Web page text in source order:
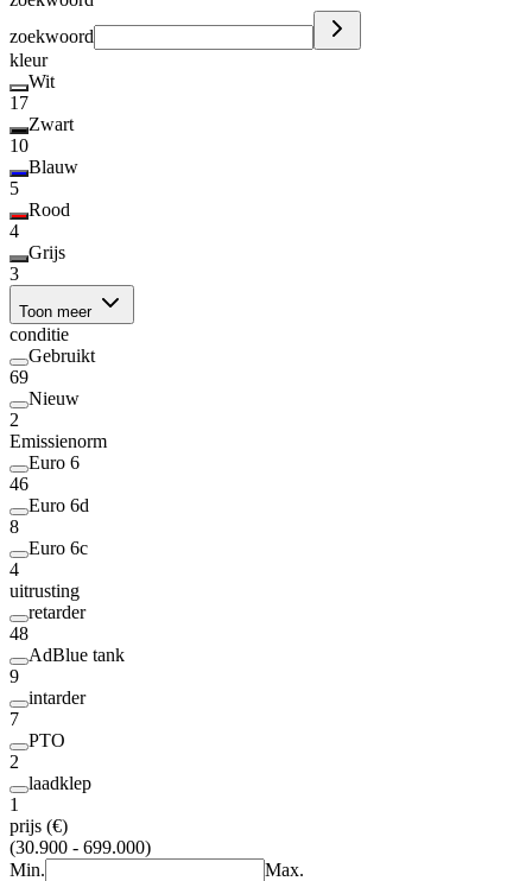
zoekwoord
kleur
Wit
17
Zwart
10
Blauw
5
Rood
4
Grijs
3
Toon meer
conditie
Gebruikt
69
Nieuw
2
Emissienorm
Euro 6
46
Euro 6d
8
Euro 6c
4
uitrusting
retarder
48
AdBlue tank
9
intarder
7
PTO
2
laadklep
1
prijs (€)
(30.900 - 699.000)
Min.
Max.